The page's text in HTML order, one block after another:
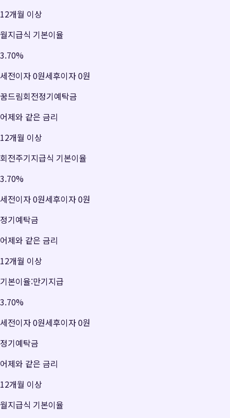
12개월 이상
월지급식 기본이율
3.70%
세전이자0원세후이자0원
꿈드림회전정기예탁금
어제와 같은 금리
12개월 이상
회전주기지급식 기본이율
3.70%
세전이자0원세후이자0원
정기예탁금
어제와 같은 금리
12개월 이상
기본이율:만기지급
3.70%
세전이자0원세후이자0원
정기예탁금
어제와 같은 금리
12개월 이상
월지급식 기본이율